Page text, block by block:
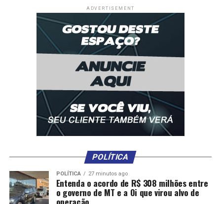
ADVERTISEMENT
POLÍTICA
POLÍTICA 27 minutos ago
Entenda o acordo de R$ 308 milhões entre
o governo de MT e a Oi que virou alvo de